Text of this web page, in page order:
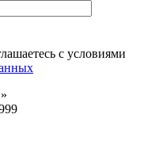
с условиями